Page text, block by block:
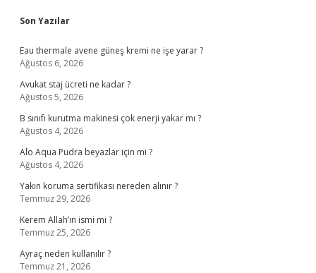
Sidebar
Son Yazılar
Eau thermale avene güneş kremi ne işe yarar ?
Ağustos 6, 2026
Avukat staj ücreti ne kadar ?
Ağustos 5, 2026
B sınıfı kurutma makinesi çok enerji yakar mı ?
Ağustos 4, 2026
Alo Aqua Pudra beyazlar için mi ?
Ağustos 4, 2026
Yakın koruma sertifikası nereden alınır ?
Temmuz 29, 2026
Kerem Allah’ın ismi mi ?
Temmuz 25, 2026
Ayraç neden kullanılır ?
Temmuz 21, 2026